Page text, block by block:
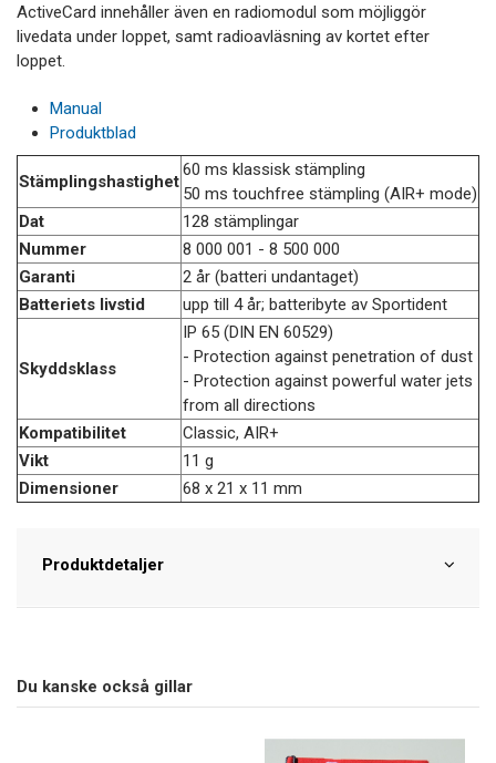
ActiveCard innehåller även en radiomodul som möjliggör
livedata under loppet, samt radioavläsning av kortet efter
loppet.
Manual
Produktblad
Stämplingshastighet
60 ms klassisk stämpling
50 ms touchfree stämpling (AIR+ mode)
Dat
128 stämplingar
Nummer
8 000 001 - 8 500 000
Garanti
2 år (batteri undantaget)
Batteriets livstid
upp till 4 år; batteribyte av Sportident
Skyddsklass
IP 65 (DIN EN 60529)
- Protection against penetration of dust
- Protection against powerful water jets
from all directions
Kompatibilitet
Classic, AIR+
Vikt
11 g
Dimensioner
68 x 21 x 11 mm
Produktdetaljer
Du kanske också gillar